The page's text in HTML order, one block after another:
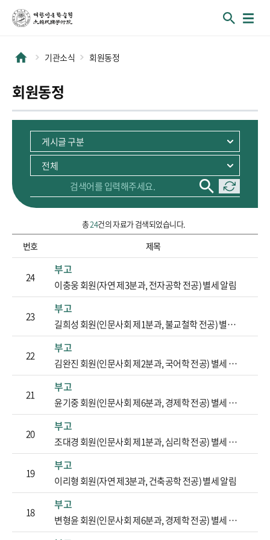
기관소식 회원동정
회원동정
총24건의 자료가 검색되었습니다.
순번, 제목 정보를 포함하고 있습니다.
번호 제목
24
부고
이충웅 회원(자연 제3분과, 전자공학 전공) 별세 알림
23
부고
길희성 회원(인문사회 제1분과, 불교철학 전공) 별세 알림
22
부고
김완진 회원(인문사회 제2분과, 국어학 전공) 별세 알림
21
부고
윤기중 회원(인문사회 제6분과, 경제학 전공) 별세 알림
20
부고
조대경 회원(인문사회 제1분과, 심리학 전공) 별세 알림
19
부고
이리형 회원(자연 제3분과, 건축공학 전공) 별세 알림
18
부고
변형윤 회원(인문사회 제6분과, 경제학 전공) 별세 알림